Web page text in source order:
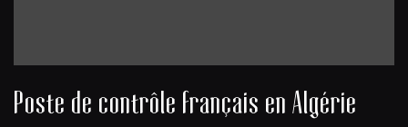
Poste de contrôle français en Algérie